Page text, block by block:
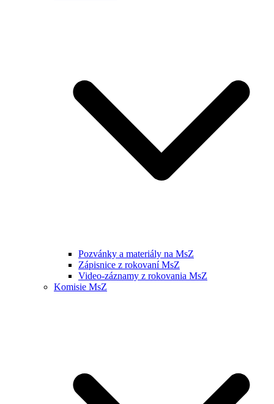
Pozvánky a materiály na MsZ
Zápisnice z rokovaní MsZ
Video-záznamy z rokovania MsZ
Komisie MsZ